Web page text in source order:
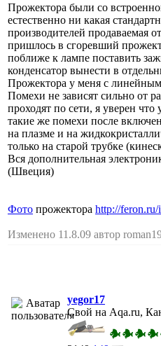
Прожектора были со
естественно ни какая
производителей продаваемая
пришлось в сгоревший
поближе к лампе поставить
конденсатор вынести в
Прожектора у меня с
Помехи не зависят сильно от
проходят по сети, я уверен что
такие же помехи после
на плазме и на
только на старой трубке
Вся дополнительная
(Швеция)
Фото прожектора http://feron.ru/
Изменено 11.8.09 автор
yegor17
Свой на Aqa.ru,